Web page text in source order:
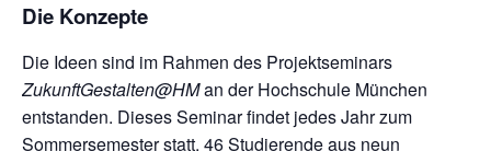
Die Konzepte
Die Ideen sind im Rahmen des Projektseminars
ZukunftGestalten@HMan der Hochschule München
entstanden. Dieses Seminar findet jedes Jahr zum
Sommersemester statt. 46 Studierende aus neun